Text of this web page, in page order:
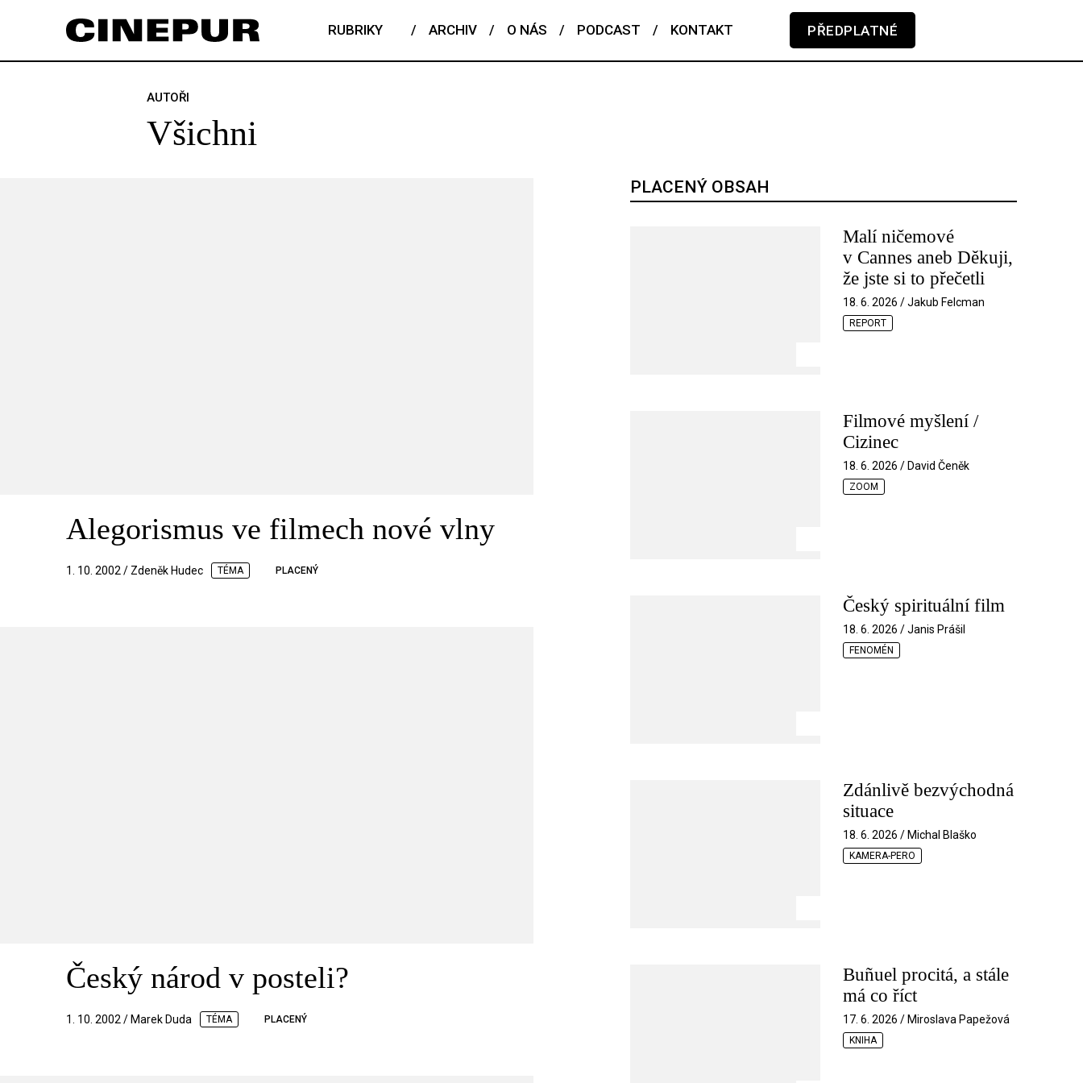
RUBRIKY / ARCHIV / O NÁS / PODCAST / KONTAKT PŘEDPLATNÉ
AUTOŘI
Všichni
Alegorismus ve filmech nové vlny
1. 10. 2002 / Zdeněk Hudec TÉMA PLACENÝ
Český národ v posteli?
1. 10. 2002 / Marek Duda TÉMA PLACENÝ
PLACENÝ OBSAH
Malí ničemové
v Cannes aneb Děkuji,
že jste si to přečetli
18. 6. 2026 / Jakub Felcman
REPORT
Filmové myšlení /
Cizinec
18. 6. 2026 / David Čeněk
ZOOM
Český spirituální film
18. 6. 2026 / Janis Prášil
FENOMÉN
Zdánlivě bezvýchodná
situace
18. 6. 2026 / Michal Blaško
KAMERA-PERO
Buñuel procitá, a stále
má co říct
17. 6. 2026 / Miroslava Papežová
KNIHA